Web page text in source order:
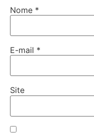
Nome *
E-mail *
Site